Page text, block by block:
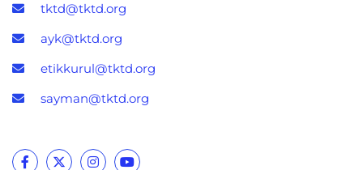
tktd@tktd.org
ayk@tktd.org
etikkurul@tktd.org
sayman@tktd.org